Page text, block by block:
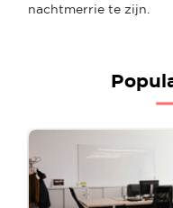
nachtmerrie te zijn.